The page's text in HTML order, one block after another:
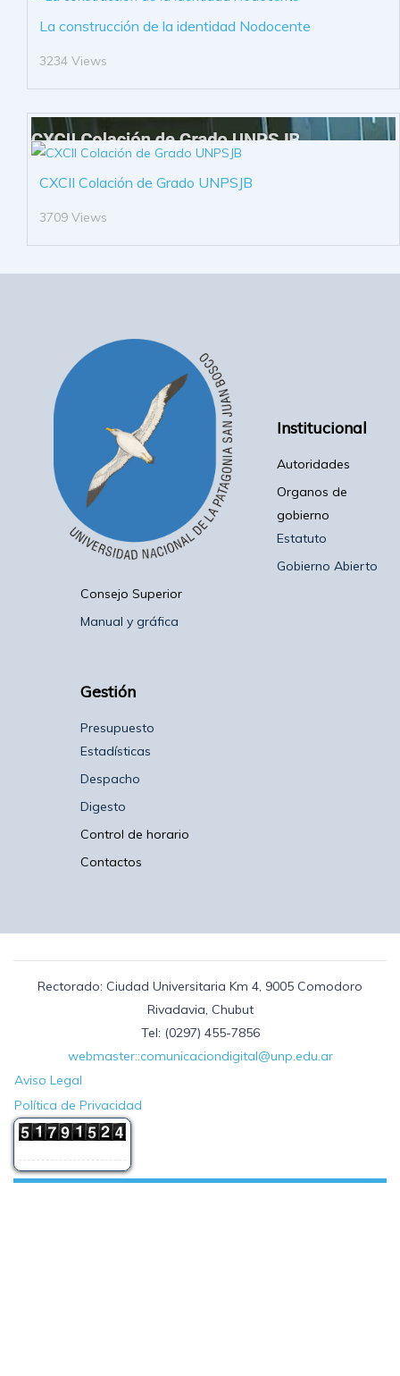
La construcción de la identidad Nodocente
3234 Views
CXCII Colación de Grado UNPSJB
3709 Views
Institucional
Autoridades
Organos de
gobierno
Estatuto
Gobierno Abierto
Consejo Superior
Manual y gráfica
Gestión
Presupuesto
Estadísticas
Despacho
Digesto
Control de horario
Contactos
Rectorado: Ciudad Universitaria Km 4, 9005 Comodoro
Rivadavia, Chubut
Tel: (0297) 455-7856
webmaster::comunicaciondigital@unp.edu.ar
Aviso Legal
Política de Privacidad